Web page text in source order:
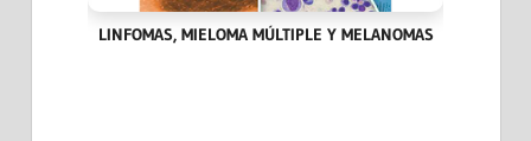
LINFOMAS, MIELOMA MÚLTIPLE Y MELANOMAS